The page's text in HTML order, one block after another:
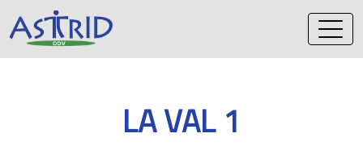
contenuto
LA VAL 1